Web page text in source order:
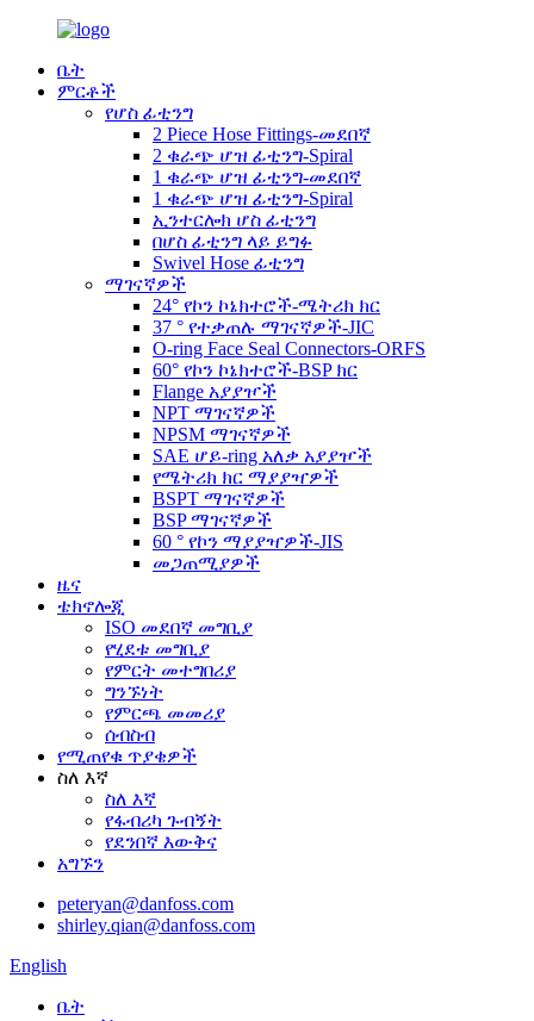
ቤት
ምርቶች
የሆስ ፊቲንግ
2 Piece Hose Fittings-መደበኛ
2 ቁራጭ ሆዝ ፊቲንግ-Spiral
1 ቁራጭ ሆዝ ፊቲንግ-መደበኛ
1 ቁራጭ ሆዝ ፊቲንግ-Spiral
ኢንተርሎክ ሆስ ፊቲንግ
በሆስ ፊቲንግ ላይ ይግፉ
Swivel Hose ፊቲንግ
ማገናኛዎች
24° የኮን ኮኔክተሮች-ሜትሪክ ክር
37 ° የተቃጠሉ ማገናኛዎች-JIC
O-ring Face Seal Connectors-ORFS
60° የኮን ኮኔክተሮች-BSP ክር
Flange አያያዦች
NPT ማገናኛዎች
NPSM ማገናኛዎች
SAE ሆይ-ring አለቃ አያያዦች
የሜትሪክ ክር ማያያዣዎች
BSPT ማገናኛዎች
BSP ማገናኛዎች
60 ° የኮን ማያያዣዎች-JIS
መጋጠሚያዎች
ዜና
ቴክኖሎጂ
ISO መደበኛ መግቢያ
የሂደቱ መግቢያ
የምርት መተግበሪያ
ግንኙነት
የምርጫ መመሪያ
ሰብስብ
የሚጠየቁ ጥያቄዎች
ስለ እኛ
ስለ እኛ
የፋብሪካ ጉብኝት
የደንበኛ እውቅና
አግኙን
peteryan@danfoss.com
shirley.qian@danfoss.com
English
ቤት